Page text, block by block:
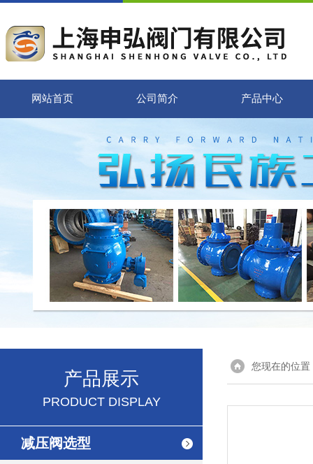
网站首页 公司简介 产品中心
产品展示
PRODUCT DISPLAY
减压阀选型
您现在的位置